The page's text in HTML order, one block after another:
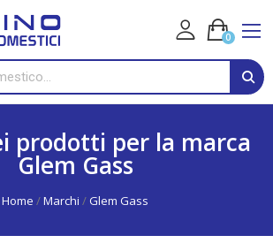
0
prodotti per la marca
Glem Gass
Home Marchi Glem Gass